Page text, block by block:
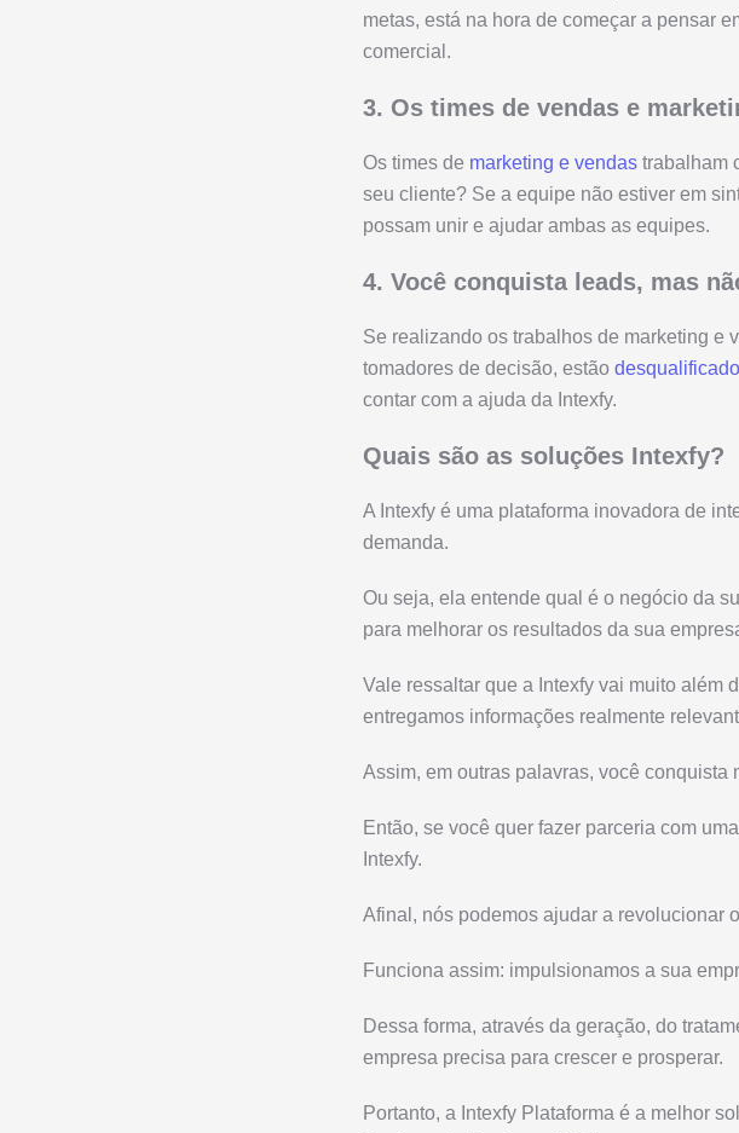
metas, está na hora de começar a pensar
comercial.
3. Os times de vendas e
Os times de marketing e vendas trabalham
seu cliente? Se a equipe não estiver em
possam unir e ajudar ambas as equipes.
4. Você conquista leads, mas
Se realizando os trabalhos de marketing e
tomadores de decisão, estão
contar com a ajuda da Intexfy.
Quais são as soluções Intexfy?
A Intexfy é uma plataforma inovadora de
demanda.
Ou seja, ela entende qual é o negócio da
para melhorar os resultados da sua
Vale ressaltar que a Intexfy vai muito além
entregamos informações realmente
Assim, em outras palavras, você
Então, se você quer fazer parceria com
Intexfy.
Afinal, nós podemos ajudar a revolucionar
Funciona assim: impulsionamos a sua
Dessa forma, através da geração, do
empresa precisa para crescer e prosperar.
Portanto, a Intexfy Plataforma é a melhor